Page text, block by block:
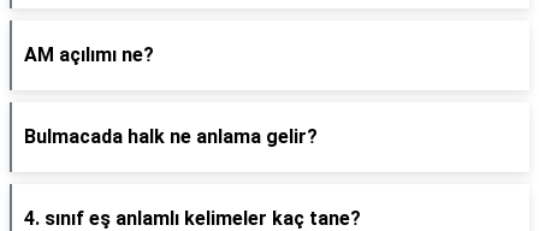
AM açılımı ne?
Bulmacada halk ne anlama gelir?
4. sınıf eş anlamlı kelimeler kaç tane?